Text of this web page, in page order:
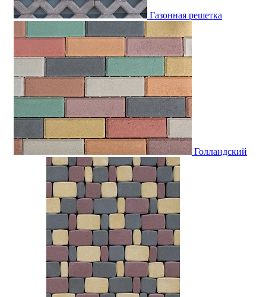
Газонная решетка
Голландский